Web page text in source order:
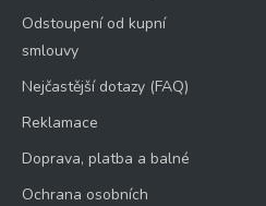
Odstoupení od kupní
smlouvy
Nejčastější dotazy (FAQ)
Reklamace
Doprava, platba a balné
Ochrana osobních